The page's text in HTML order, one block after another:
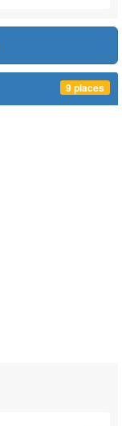
9 places